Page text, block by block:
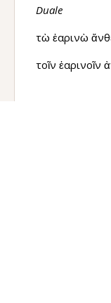
Duale
τὼ ἐαρινὼ
τοῖν ἐαρινοῖν